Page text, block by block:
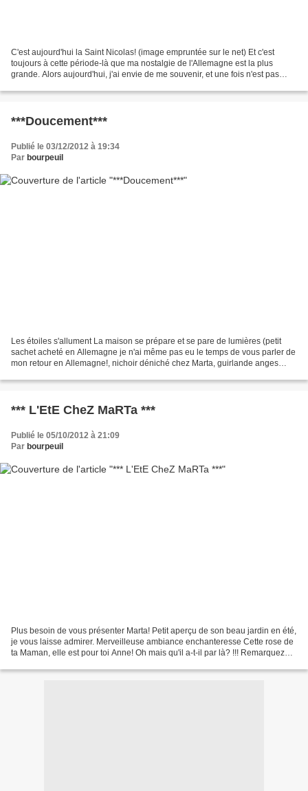
C'est aujourd'hui la Saint Nicolas! (image empruntée sur le net) Et c'est
toujours à cette période-là que ma nostalgie de l'Allemagne est la plus
grande. Alors aujourd'hui, j'ai envie de me souvenir, et une fois n'est pas
***Doucement***
Publié le 03/12/2012 à 19:34
Par bourpeuil
Les étoiles s'allument La maison se prépare et se pare de lumières (petit
sachet acheté en Allemagne je n'ai même pas eu le temps de vous parler de
mon retour en Allemagne!, nichoir déniché chez Marta, guirlande anges
*** L'EtE CheZ MaRTa ***
Publié le 05/10/2012 à 21:09
Par bourpeuil
Plus besoin de vous présenter Marta! Petit aperçu de son beau jardin en été,
je vous laisse admirer. Merveilleuse ambiance enchanteresse Cette rose de
ta Maman, elle est pour toi Anne! Oh mais qu'il a-t-il par là? !!! Remarquez